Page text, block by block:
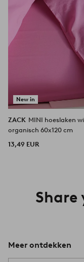
New in
ZACK MINI hoeslaken
organisch 60x120 cm
13,49 EUR
Share
Meer ontdekken